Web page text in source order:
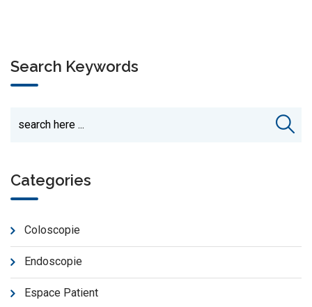
Search Keywords
Categories
Coloscopie
Endoscopie
Espace Patient